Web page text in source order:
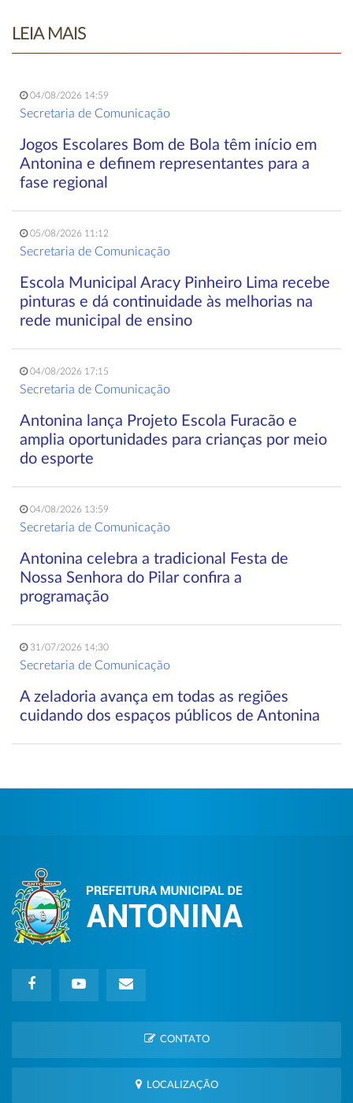
LEIA MAIS
04/08/2026 14:59
Secretaria de Comunicação
Jogos Escolares Bom de Bola têm início em
Antonina e definem representantes para a
fase regional
05/08/2026 11:12
Secretaria de Comunicação
Escola Municipal Aracy Pinheiro Lima recebe
pinturas e dá continuidade às melhorias na
rede municipal de ensino
04/08/2026 17:15
Secretaria de Comunicação
Antonina lança Projeto Escola Furacão e
amplia oportunidades para crianças por meio
do esporte
04/08/2026 13:59
Secretaria de Comunicação
Antonina celebra a tradicional Festa de
Nossa Senhora do Pilar confira a
programação
31/07/2026 14:30
Secretaria de Comunicação
A zeladoria avança em todas as regiões
cuidando dos espaços públicos de Antonina
CONTATO
LOCALIZAÇÃO